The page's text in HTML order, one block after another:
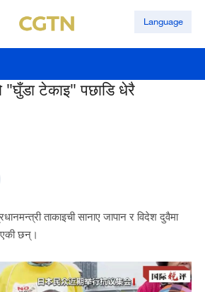
Language
"घुँडा टेकाइ" पछाडि धेरै
ताकाइची सानाए जापान र विदेश दुवैमा
छन्।